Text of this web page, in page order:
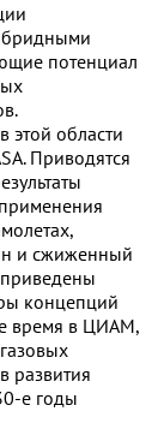
потенциал
этой области
Приводятся
и сжиженный
концепций
время в ЦИАМ,
развития
е годы